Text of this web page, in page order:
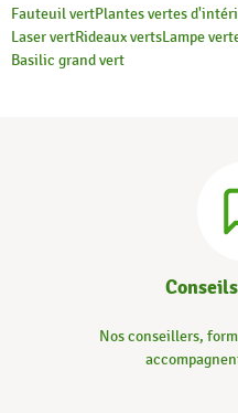
Fauteuil vertPlantes vertes
Laser vertRideaux vertsLampe
Basilic grand vert
Nos conseillers,